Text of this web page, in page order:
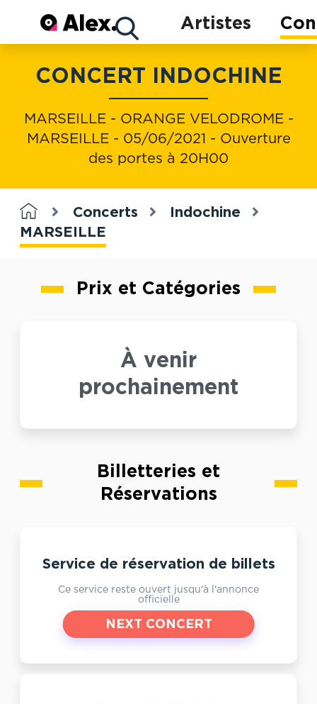
Artistes
Concerts
Artistes
CONCERT INDOCHINE
MARSEILLE - ORANGE VELODROME -
MARSEILLE - 05/06/2021 - Ouverture
des portes à 20H00
Concerts
Indochine
MARSEILLE
Prix et Catégories
À venir
prochainement
Billetteries et
Réservations
Service de réservation de billets
Ce service reste ouvert jusqu'à l'annonce
officielle
NEXT CONCERT